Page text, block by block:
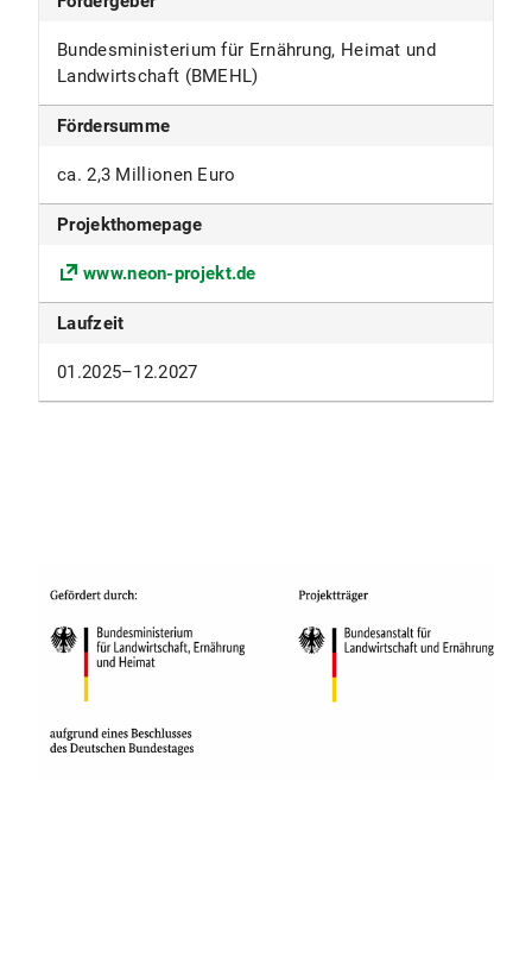
Bundesministerium für Ernährung, Heimat und
Landwirtschaft (BMEHL)
Fördersumme
ca. 2,3 Millionen Euro
Projekthomepage
www.neon-projekt.de
Laufzeit
01.2025–12.2027